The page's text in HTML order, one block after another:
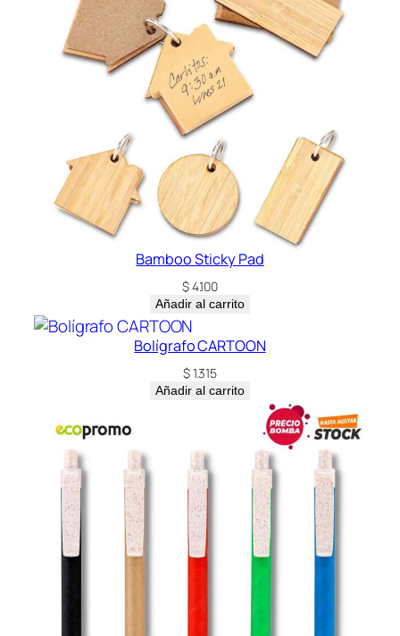
Bamboo Sticky Pad
$4.100
Añadir al carrito
Bolígrafo CARTOON
$1.315
Añadir al carrito